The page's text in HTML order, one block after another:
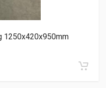
1250x420x950mm